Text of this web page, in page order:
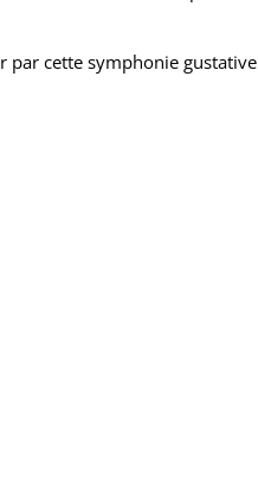
par cette symphonie gustative